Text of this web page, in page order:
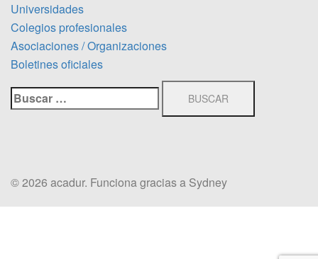
Universidades
Colegios profesionales
Asociaciones / Organizaciones
Boletines oficiales
Buscar:
© 2026 acadur. Funciona gracias a Sydney